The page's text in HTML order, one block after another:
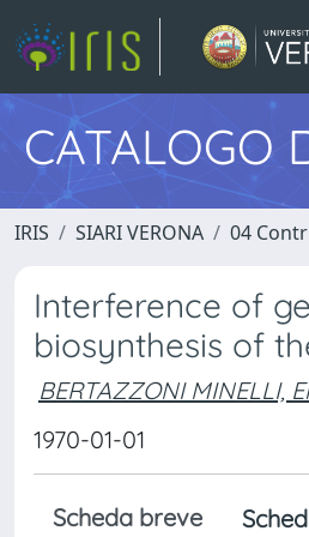
CATALOGO
IRIS SIARI VERONA 04
Interference of
biosynthesis of
BERTAZZONI MINELLI,
1970-01-01
Scheda breve